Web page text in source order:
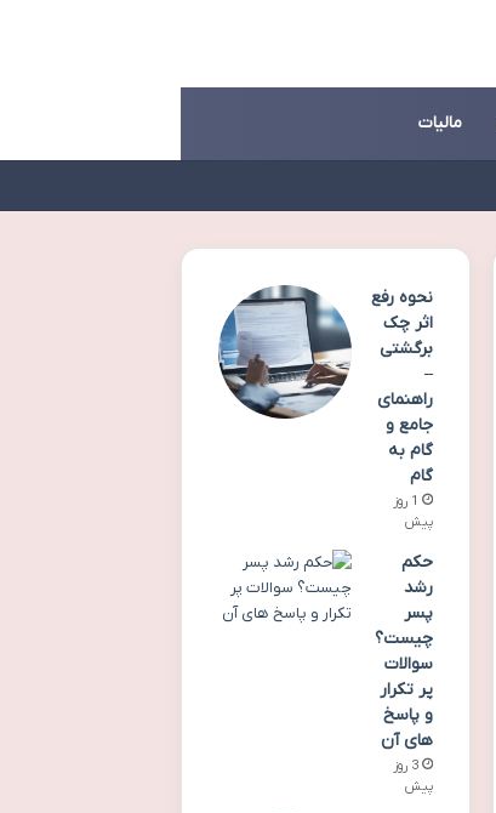
مالیات
نحوه رفع
اثر چک
برگشتی
–
راهنمای
جامع و
گام به
گام
1 روز
پیش
حکم
رشد
پسر
چیست؟
سوالات
پر تکرار
و پاسخ
های آن
3 روز
پیش